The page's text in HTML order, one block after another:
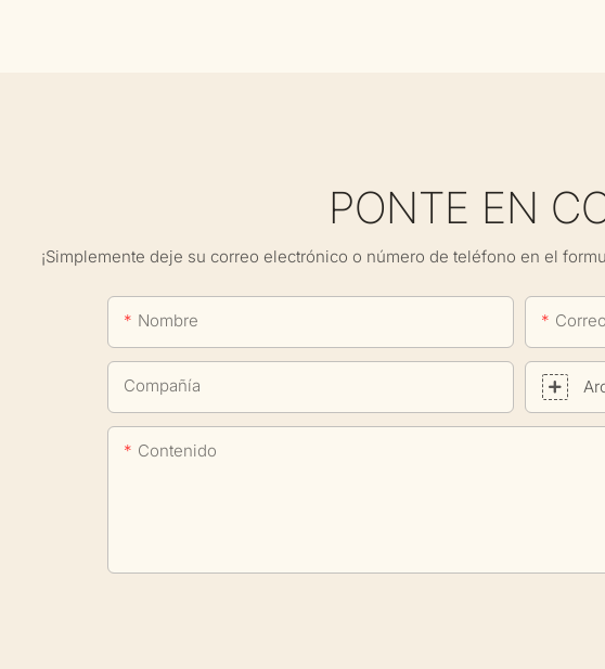
PONTE EN
¡Simplemente deje su correo electrónico o número de teléfono en el
Nombre
Compañía
Contenido